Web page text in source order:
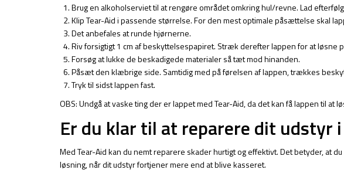
Brug en alkoholserviet til at rengøre området omkring hul/revne. Lad
Klip Tear-Aid i passende størrelse. For den mest optimale påsættelse skal
Det anbefales at runde hjørnerne.
Riv forsigtigt 1 cm af beskyttelsespapiret. Stræk derefter lappen for at løsne
Forsøg at lukke de beskadigede materialer så tæt mod hinanden.
Påsæt den klæbrige side. Samtidig med på førelsen af lappen, trækkes
Tryk til sidst lappen fast.
OBS: Undgå at vaske ting der er lappet med Tear-Aid, da det kan få lappen til
Er du klar til at reparere dit
Med Tear-Aid kan du nemt reparere skader hurtigt og effektivt. Det betyder, at
løsning, når dit udstyr fortjener mere end at blive kasseret.